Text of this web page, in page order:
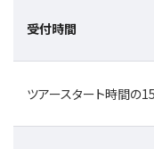
受付時間
ツアースタート時間の